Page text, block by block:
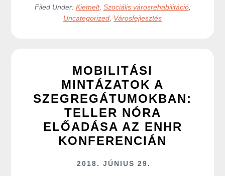
Filed Under: Kiemelt, Szociális városrehabilitáció,
Uncategorized Városfejlesztés
MOBILITÁSI
MINTÁZATOK A
SZEGREGÁTUMOKBAN:
TELLER NÓRA
ELŐADÁSA AZ ENHR
KONFERENCIÁN
2018. JÚNIUS 29.